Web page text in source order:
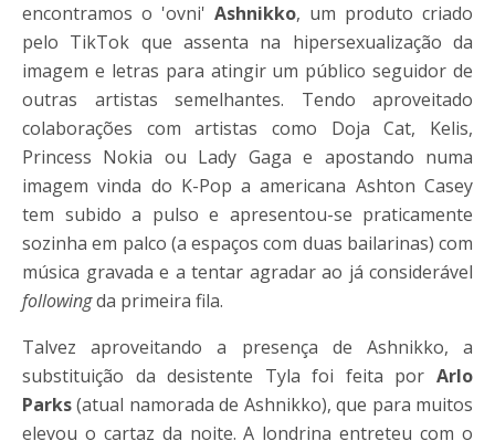
encontramos o 'ovni' Ashnikko, um produto criado
pelo TikTok que assenta na hipersexualização da
imagem e letras para atingir um público seguidor de
outras artistas semelhantes. Tendo aproveitado
colaborações com artistas como Doja Cat, Kelis,
Princess Nokia ou Lady Gaga e apostando numa
imagem vinda do K-Pop a americana Ashton Casey
tem subido a pulso e apresentou-se praticamente
sozinha em palco (a espaços com duas bailarinas) com
música gravada e a tentar agradar ao já considerável
followingda primeira fila.
Talvez aproveitando a presença de Ashnikko, a
substituição da desistente Tyla foi feita por Arlo
Parks(atual namorada de Ashnikko), que para muitos
elevou o cartaz da noite. A londrina entreteu com o